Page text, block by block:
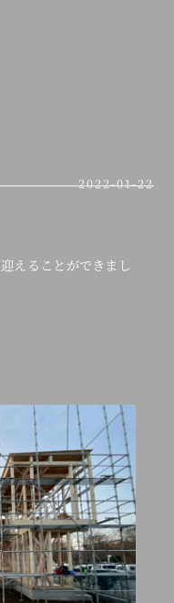
2022-01-22
えることができまし